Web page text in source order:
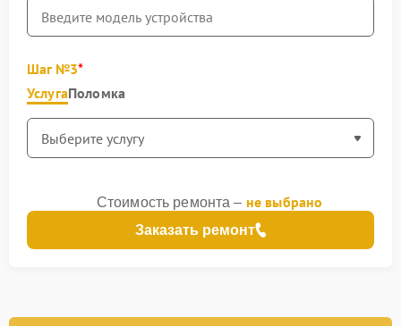
Шаг №3
УслугаПоломка
Заказать ремонт
Стоимость ремонта – не выбрано